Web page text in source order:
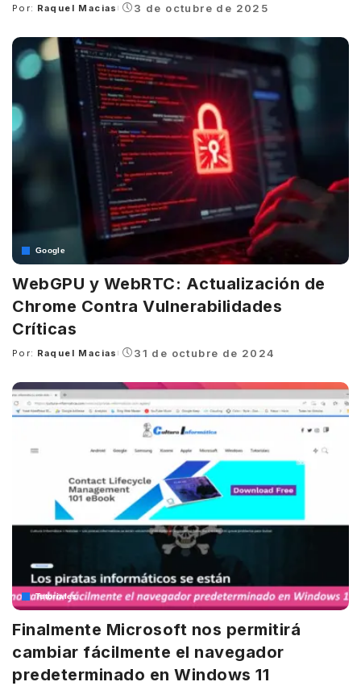
Posted
Por: Raquel Macias 3 de octubre de 2025
Google
WebGPU y WebRTC: Actualización de
Chrome Contra Vulnerabilidades
Críticas
Posted
Por: Raquel Macias 31 de octubre de 2024
Tutoriales
Finalmente Microsoft nos permitirá
cambiar fácilmente el navegador
predeterminado en Windows 11